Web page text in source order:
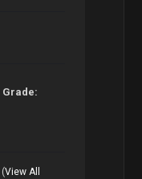
Grade:
(View All